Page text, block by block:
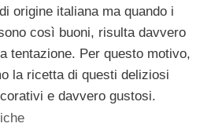
origine italiana ma quando i
così buoni, risulta davvero
tentazione. Per questo motivo,
la ricetta di questi deliziosi
e davvero gustosi.